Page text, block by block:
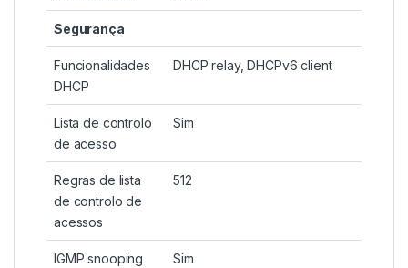
Segurança
Funcionalidades
DHCP
DHCP relay, DHCPv6 client
Lista de controlo
de acesso
Sim
Regras de lista
de controlo de
acessos
512
IGMP snooping Sim